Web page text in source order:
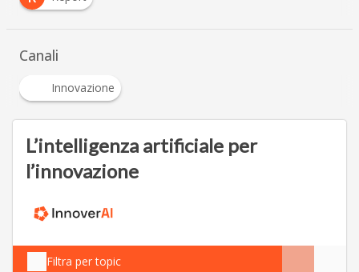
Canali
Innovazione
L’intelligenza artificiale per
l’innovazione
Filtra per topic